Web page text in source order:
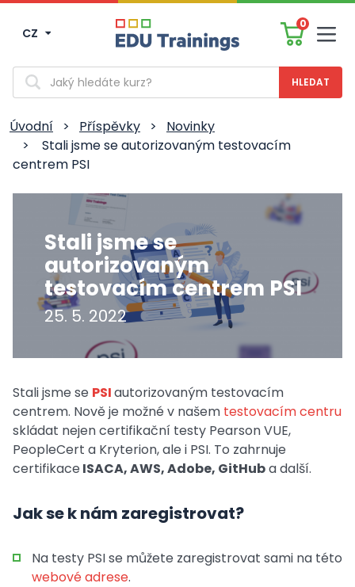
CZ
0
Vyhledávání
Úvodní > Příspěvky >
Novinky
>
Stali jsme se autorizovaným testovacím
centrem PSI
Stali jsme se
autorizovaným
testovacím centrem PSI
25. 5. 2022
Stali jsme se PSIautorizovaným testovacím
centrem. Nově je možné v našem testovacím centru
skládat nejen certifikační testy Pearson VUE,
PeopleCert a Kryterion, ale i PSI. To zahrnuje
certifikace ISACA, AWS, Adobe, GitHuba další.
Jak se k nám zaregistrovat?
Na testy PSI se můžete zaregistrovat sami na této
webové adrese.